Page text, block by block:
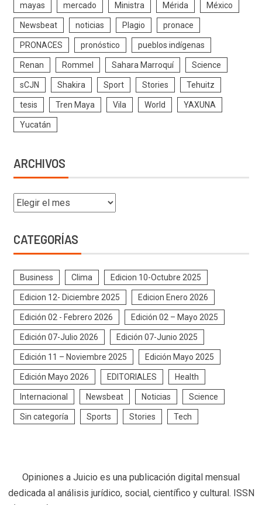
mayas mercado Ministra Mérida México
Newsbeat noticias Plagio pronace
PRONACES pronóstico pueblos indígenas
Renan Rommel Sahara Marroquí Science
sCJN Shakira Sport Stories Tehuitz
tesis Tren Maya Vila World YAXUNA
Yucatán
ARCHIVOS
CATEGORÍAS
Business Clima Edicion 10-Octubre 2025
Edicion 12- Diciembre 2025 Edicion Enero 2026
Edición 02 - Febrero 2026 Edición 02 – Mayo 2025
Edición 07-Julio 2026 Edición 07-Junio 2025
Edición 11 – Noviembre 2025 Edición Mayo 2025
Edición Mayo 2026 EDITORIALES Health
Internacional Newsbeat Noticias Science
Sin categoría Sports Stories Tech
Opiniones a Juicio es una publicación digital mensual
dedicada al análisis jurídico, social, científico y cultural. ISSN